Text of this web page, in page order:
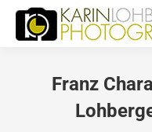
Franz